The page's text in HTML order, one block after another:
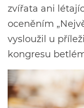
zvířata ani
oceněním
vysloužil u
kongresu